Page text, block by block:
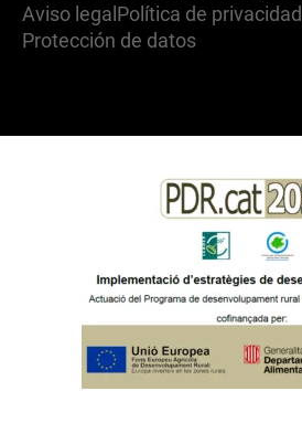
Aviso legalPolítica de privacidad
Protección de datos